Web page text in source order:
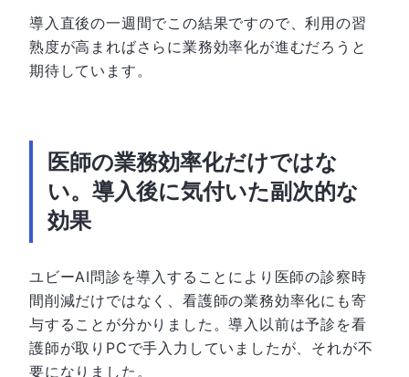
導入直後の一週間でこの結果ですので、利用の習
熟度が高まればさらに業務効率化が進むだろうと
期待しています。
医師の業務効率化だけではな
い。導入後に気付いた副次的な
効果
ユビーAI問診を導入することにより医師の診察時
間削減だけではなく、看護師の業務効率化にも寄
与することが分かりました。導入以前は予診を看
護師が取りPCで手入力していましたが、それが不
要になりました。